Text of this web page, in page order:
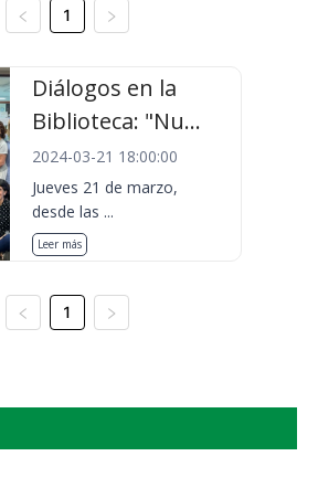
1
Diálogos en la
Biblioteca: "Nu...
2024-03-21 18:00:00
Jueves 21 de marzo,
desde las ...
Leer más
1